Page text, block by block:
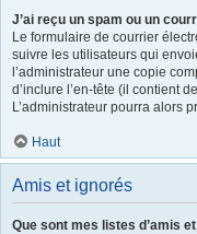
J’ai reçu un spam ou un
Le formulaire de courrier
suivre les utilisateurs qui
l’administrateur une copie
d’inclure l’en-tête (il contient
L’administrateur pourra alors
Haut
Amis et ignorés
Que sont mes listes d’amis